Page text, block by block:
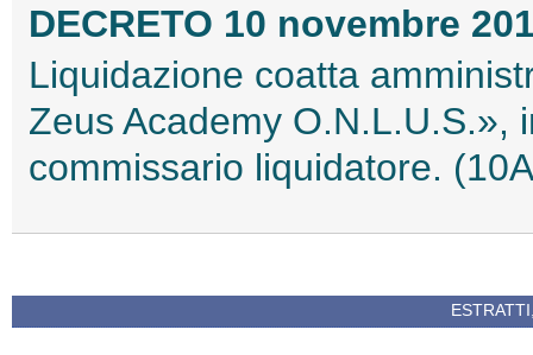
DECRETO 10 novembre
Liquidazione coatta
Zeus Academy O.N.L.U.S.»,
commissario liquidatore.